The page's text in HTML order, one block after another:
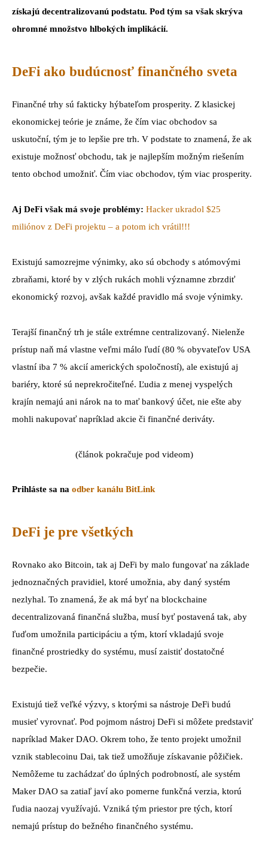
získajú decentralizovanú podstatu. Pod tým sa však skrýva
ohromné množstvo hlbokých implikácií.
DeFi ako budúcnosť finančného sveta
Finančné trhy sú fakticky hýbateľom prosperity. Z klasickej
ekonomickej teórie je známe, že čím viac obchodov sa
uskutoční, tým je to lepšie pre trh. V podstate to znamená, že ak
existuje možnosť obchodu, tak je najlepším možným riešením
tento obchod umožniť. Čím viac obchodov, tým viac prosperity.
Aj DeFi však má svoje problémy: Hacker ukradol $25
miliónov z DeFi projektu – a potom ich vrátil!!!
Existujú samozrejme výnimky, ako sú obchody s atómovými
zbraňami, ktoré by v zlých rukách mohli významne zbrzdiť
ekonomický rozvoj, avšak každé pravidlo má svoje výnimky.
Terajší finančný trh je stále extrémne centralizovaný. Nielenže
prístup naň má vlastne veľmi málo ľudí (80 % obyvateľov USA
vlastní iba 7 % akcií amerických spoločností), ale existujú aj
bariéry, ktoré sú neprekročiteľné. Ľudia z menej vyspelých
krajín nemajú ani nárok na to mať bankový účet, nie ešte aby
mohli nakupovať napríklad akcie či finančné deriváty.
(článok pokračuje pod videom)
Prihláste sa na odber kanálu BitLink
DeFi je pre všetkých
Rovnako ako Bitcoin, tak aj DeFi by malo fungovať na základe
jednoznačných pravidiel, ktoré umožnia, aby daný systém
nezlyhal. To znamená, že ak má byť na blockchaine
decentralizovaná finančná služba, musí byť postavená tak, aby
ľuďom umožnila participáciu a tým, ktorí vkladajú svoje
finančné prostriedky do systému, musí zaistiť dostatočné
bezpečie.
Existujú tiež veľké výzvy, s ktorými sa nástroje DeFi budú
musieť vyrovnať. Pod pojmom nástroj DeFi si môžete predstaviť
napríklad Maker DAO. Okrem toho, že tento projekt umožnil
vznik stablecoinu Dai, tak tiež umožňuje získavanie pôžičiek.
Nemôžeme tu zachádzať do úplných podrobností, ale systém
Maker DAO sa zatiaľ javí ako pomerne funkčná verzia, ktorú
ľudia naozaj využívajú. Vzniká tým priestor pre tých, ktorí
nemajú prístup do bežného finančného systému.